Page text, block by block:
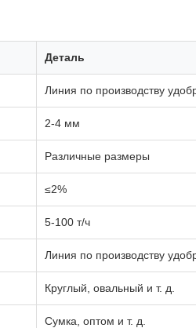
Деталь
Линия по производству
2-4 мм
Различные размеры
≤2%
5-100 т/ч
Линия по производству
Круглый, овальный и т. д.
Сумка, оптом и т. д.